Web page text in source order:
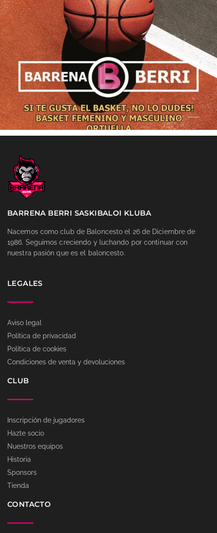
BARRENA BERRI SASKIBALOI KLUBA
Nacemos como club de Baloncesto el 26 de Diciembre de
1986. Seguimos creciendo y luchando por continuar con
nuestra pasión que es el baloncesto.
LEGALES
Aviso legal
Política de privacidad
Política de cookies
Condiciones de venta y devoluciones
CLUB
Inscripción de jugadores
Hazte socio
Nuestros equipos
Historia
Sponsors
Tienda
CONTACTO